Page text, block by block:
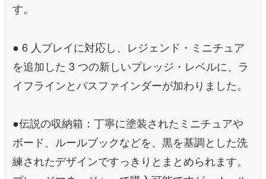
す。
● 6 人プレイに対応し、レジェンド・ミニチュア
を追加した 3 つの新しいプレッジ・レベルに、ラ
イフラインとパスファインダーが加わりました。
●伝説の収納箱：丁寧に塗装されたミニチュアや
ボード、ルールブックなどを、黒を基調とした洗
練されたデザインですっきりとまとめられます。